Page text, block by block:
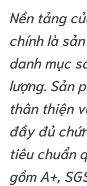
Nền tảng
chính là
danh mục
lượng. Sản
thân thiện
đầy đủ
tiêu chuẩn
gồm A+,